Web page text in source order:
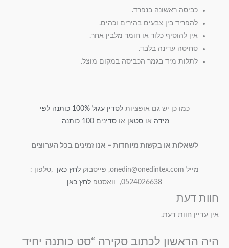
כביסה ראשונה בנפרד.
להפריד בין צבעים בהירים וכהים.
אין להוסיף כלור או חומר מלבין אחר.
סחיטה עדינה בלבד.
לתלות מיד בגמר הכביסה במקום מוצל.
כמו כן יש גם אופציות
לסדין עגול 100% כותנה לפי
מידה אוסטאן אוסדינים 100 כותנה
לשאלות או בקשות מיוחדות – אנו זמינים בכל הערוצים
מייל onedin@onedintex.com, פייסבוק לחץ כאן ,טלפון :
0524026638, וואסטפ
לחץ כאן
חוות דעת
אין עדיין חוות דעת.
היה הראשון לכתוב סקירה “סט כותנה יחיד